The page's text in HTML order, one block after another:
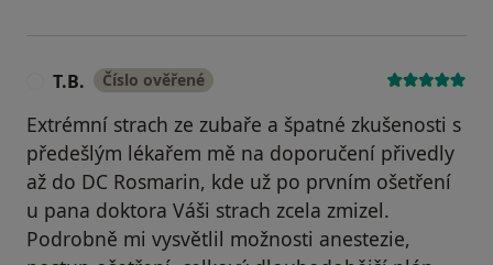
T.B. Číslo ověřené
Extrémní strach ze zubaře a špatné zkušenosti s
předešlým lékařem mě na doporučení přivedly
až do DC Rosmarin, kde už po prvním ošetření
u pana doktora Váši strach zcela zmizel.
Podrobně mi vysvětlil možnosti anestezie,